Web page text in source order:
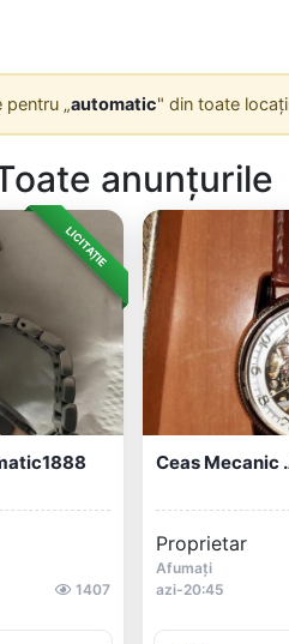
„automatic" din toate
anunțurile
LICITAȚIE
1407
Ceas Mecanic
Proprietar
Afumați
azi-20:45